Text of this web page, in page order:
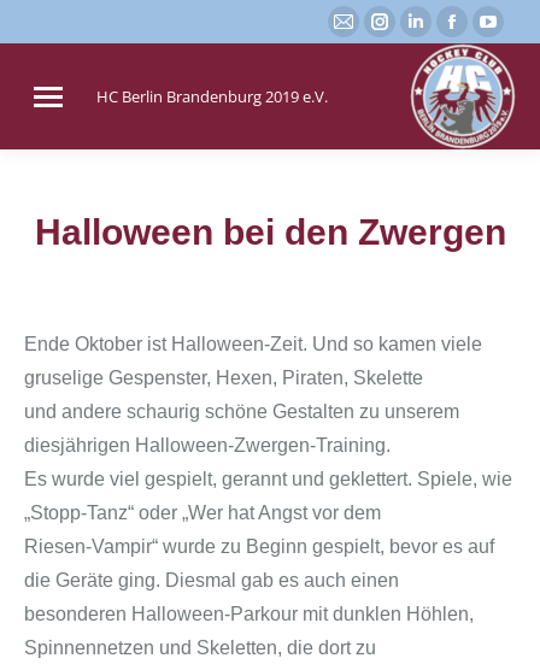
E-
in
Instagram
page
opens
new
Linkedin
page
opens
in
new
page
opens
in
new
in
new
HC Berlin Brandenburg 2019 e.V.
Halloween bei den Zwergen
Sie befinden sich hier:
Ende Oktober ist Halloween-Zeit. Und so kamen viele
gruselige Gespenster, Hexen, Piraten, Skelette
und andere schaurig schöne Gestalten zu unserem
diesjährigen Halloween-Zwergen-Training.
Es wurde viel gespielt, gerannt und geklettert. Spiele, wie
„Stopp-Tanz“ oder „Wer hat Angst vor dem
Riesen-Vampir“ wurde zu Beginn gespielt, bevor es auf
die Geräte ging. Diesmal gab es auch einen
besonderen Halloween-Parkour mit dunklen Höhlen,
Spinnennetzen und Skeletten, die dort zu